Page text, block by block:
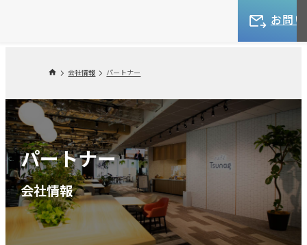
お問
会社情報 パートナー
パートナー
会社情報